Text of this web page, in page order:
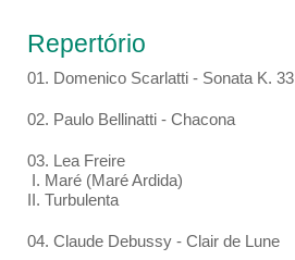
Repertório
01. Domenico Scarlatti - Sonata K. 33
02. Paulo Bellinatti - Chacona
03. Lea Freire
I. Maré (Maré Ardida)
II. Turbulenta
04. Claude Debussy - Clair de Lune